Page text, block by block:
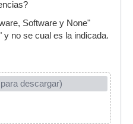
Software y None"
y no se cual es la indicada.
para descargar)